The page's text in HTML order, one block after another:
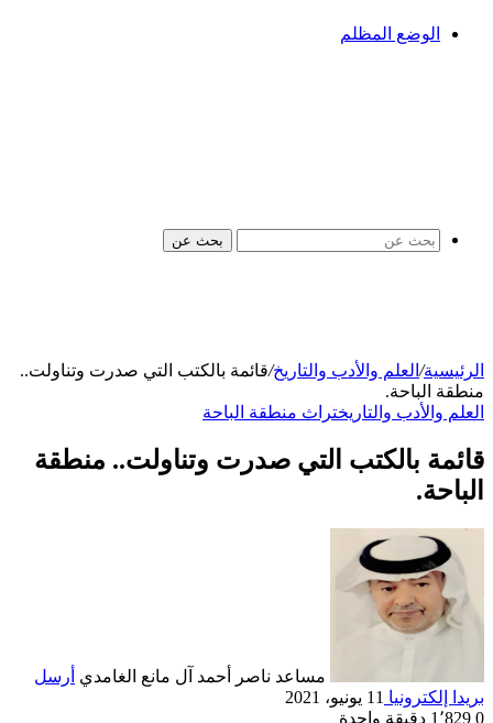
الوضع المظلم
بحث عن
الرئيسية/ العلم والأدب والتاريخ/قائمة بالكتب التي صدرت وتناولت..
منطقة الباحة.
العلم والأدب والتاريختراث منطقة الباحة
قائمة بالكتب التي صدرت وتناولت.. منطقة
الباحة.
مساعد ناصر أحمد آل مانع الغامدي أرسل
بريدا إلكترونيا 11 يونيو، 2021
0
دقيقة واحدة